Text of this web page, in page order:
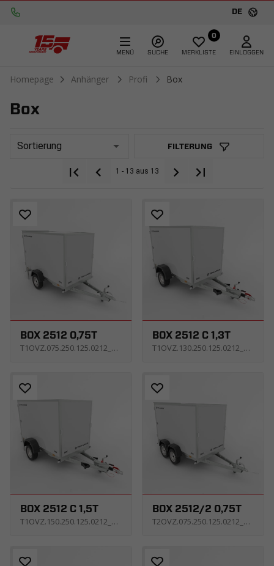
DE
MENÜ SUCHE
0
MERKLISTE EINLOGGEN
Homepage Anhänger Profi Box
Box
Sortierung FILTERUNG
1 - 13 aus 13
BOX 2512 0,75T
T1OVZ.075.250.125.0212_USNE_X
BOX 2512 C 1,3T
T1OVZ.130.250.125.0212_KS4E_X
BOX 2512 C 1,5T
T1OVZ.150.250.125.0212_KS4E_X
BOX 2512/2 0,75T
T2OVZ.075.250.125.0212_USNE_X